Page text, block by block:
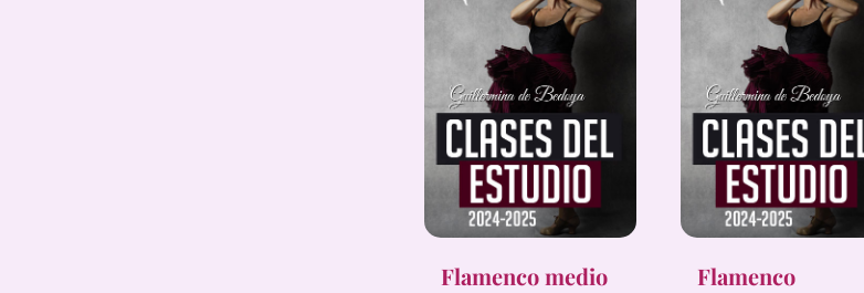
Flamenco medio
Flamenco